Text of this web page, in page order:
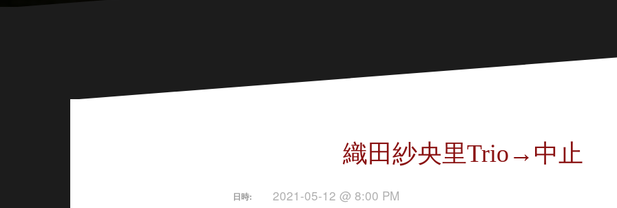
織田紗央里Trio→中止
日時: 2021-05-12 @ 8:00 PM